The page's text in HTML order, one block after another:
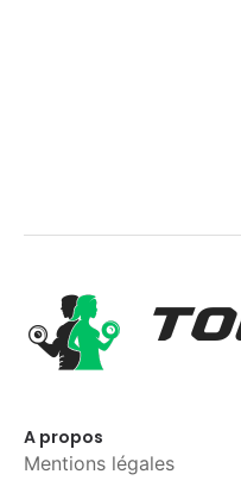
A propos
Mentions légales